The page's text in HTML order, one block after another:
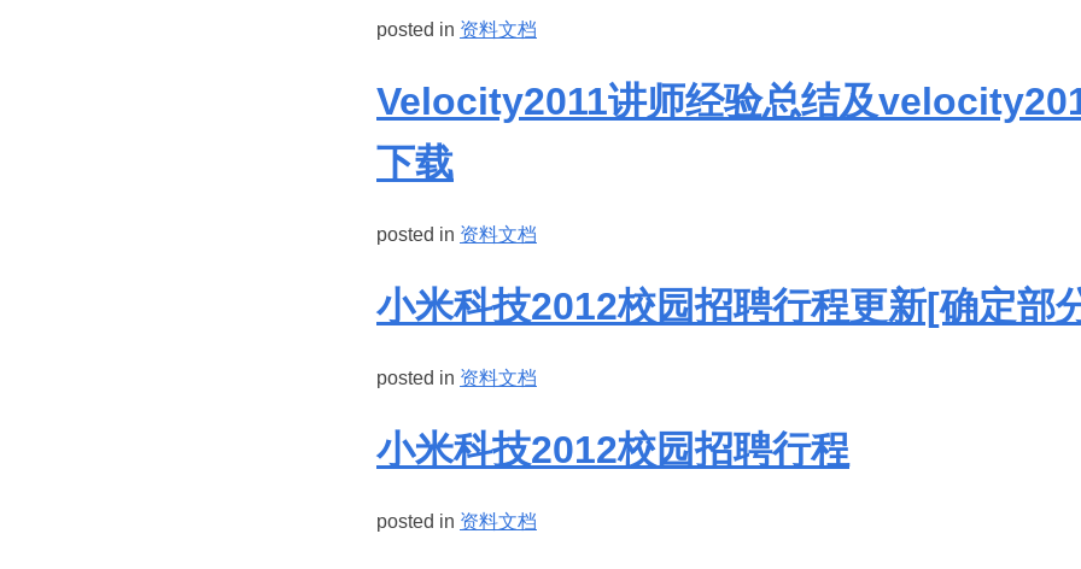
posted in 资料文档
Velocity2011讲师经验总结及
下载
posted in 资料文档
小米科技2012校园招聘行程更新[确定部
posted in 资料文档
小米科技2012校园招聘行程
posted in 资料文档